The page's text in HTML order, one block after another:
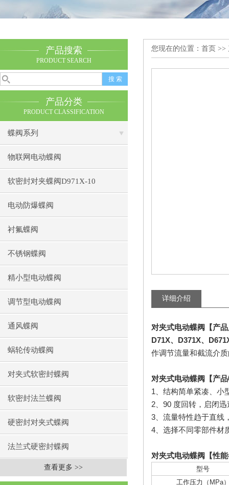
产品搜索
PRODUCT SEARCH
产品分类
PRODUCT CLASSIFICATION
蝶阀系列
物联网电动蝶阀
软密封对夹蝶阀D971X-10
电动防爆蝶阀
衬氟蝶阀
不锈钢蝶阀
精小型电动蝶阀
调节型电动蝶阀
通风蝶阀
蜗轮传动蝶阀
对夹式软密封蝶阀
软密封法兰蝶阀
硬密封对夹式蝶阀
法兰式硬密封蝶阀
查看更多 >>
您现在的位置： 首页 >>
详细介绍
对夹式电动蝶阀【产
D71X、 D371X、
作调节流量和截流介
对夹式电动蝶阀 【产
1 、结构简单紧凑、
2
90 度回转，启闭迅
3 、流量特性趋于直线
4 、选择不同零部件
对夹式电动蝶阀 【性
型号
工作压力（ MPa